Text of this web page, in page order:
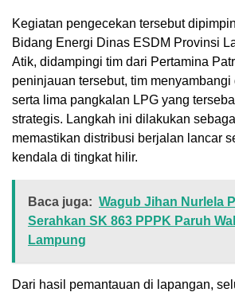
Kegiatan pengecekan tersebut
Bidang Energi Dinas ESDM Provinsi
Atik, didampingi tim dari Pertamina
peninjauan tersebut, tim
serta lima pangkalan LPG yang
strategis. Langkah ini dilakukan
memastikan distribusi berjalan lancar
kendala di tingkat hilir.
Baca juga: Wagub Jihan Nurlela
Serahkan SK 863 PPPK Paruh
Lampung
Dari hasil pemantauan di lapangan,